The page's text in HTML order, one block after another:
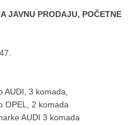
JAVNU PRODAJU, POČETNE
AUDI, 3 komada,
OPEL, 2 komada
AUDI 3 komada